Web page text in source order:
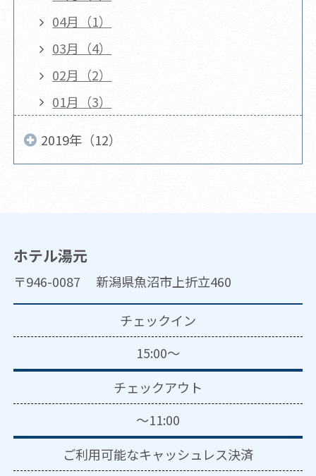
04月（1）
03月（4）
02月（2）
01月（3）
2019年（12）
ホテル湯元
〒946-0087 新潟県魚沼市上折立460
チェックイン
15:00～
チェックアウト
～11:00
ご利用可能なキャッシュレス決済